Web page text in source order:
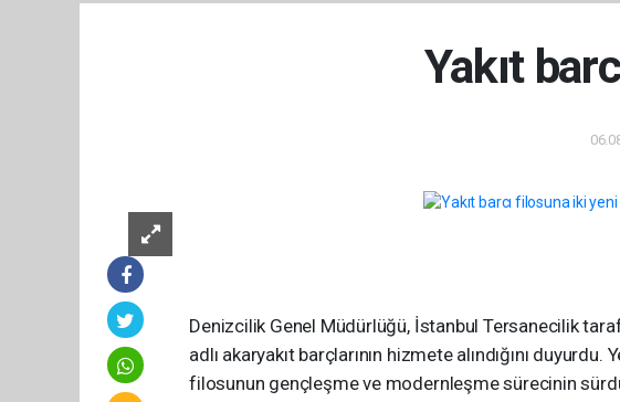
Yakıt
Denizcilik Genel Müdürlüğü, İstanbul Tersanecilik
adlı akaryakıt barçlarının hizmete alındığını duyurdu.
filosunun gençleşme ve modernleşme sürecinin